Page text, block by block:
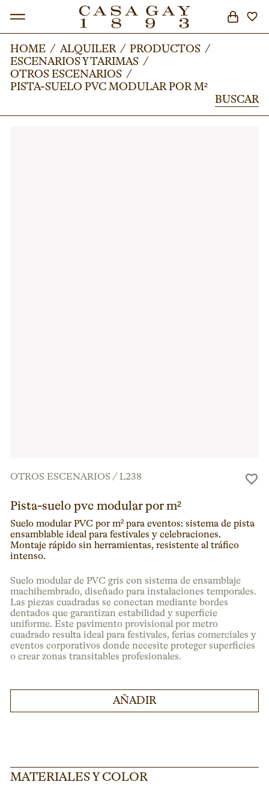
BUSCAR
HOME / ALQUILER / PRODUCTOS /
ESCENARIOS Y TARIMAS /
OTROS ESCENARIOS /
PISTA-SUELO PVC MODULAR POR M²
BUSCAR
HOME / ALQUILER / PRODUCTOS /
ESCENARIOS Y TARIMAS /
OTROS ESCENARIOS /
PISTA-SUELO PVC MODULAR POR M²
BUSCAR
OTROS ESCENARIOS /L238
Pista-suelo pvc modular por m²
Suelo modular PVC por m² para eventos: sistema de pista
ensamblable ideal para festivales y celebraciones.
Montaje rápido sin herramientas, resistente al tráfico
intenso.
Suelo modular de PVC gris con sistema de ensamblaje
machihembrado, diseñado para instalaciones temporales.
Las piezas cuadradas se conectan mediante bordes
dentados que garantizan estabilidad y superficie
uniforme. Este pavimento provisional por metro
cuadrado resulta ideal para festivales, ferias comerciales y
eventos corporativos donde necesite proteger superficies
o crear zonas transitables profesionales.
AÑADIR
MATERIALES Y COLOR